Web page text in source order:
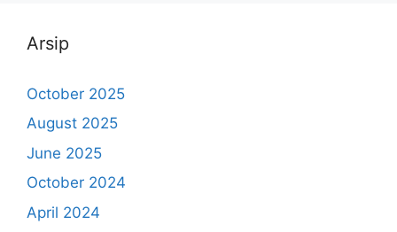
Arsip
October 2025
August 2025
June 2025
October 2024
April 2024